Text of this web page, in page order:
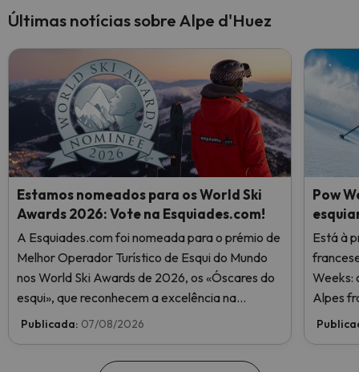
Últimas notícias sobre Alpe d'Huez
Estamos nomeados para os World Ski
Awards 2026: Vote na Esquiades.com!
A Esquiades.com foi nomeada para o prémio de
Melhor Operador Turístico de Esqui do Mundo
nos World Ski Awards de 2026, os «Óscares do
esqui», que reconhecem a excelência na
indústria do esqui. Vote agora e ajude-nos a
Publicada: 07/08/2026
Pow
Está à
Weeks:
Alpes